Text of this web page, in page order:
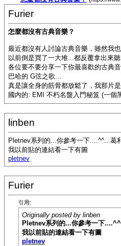
Furier
怎麼都沒有古典音樂？
最近都沒有人討論古典音樂，雖然我
以前倒是買了一大堆...都反覆拿出來
各位要不要分享一下你最喜歡的古典
巴哈的 G弦之歌...
真是讓全身的筋骨都放鬆了，我那片
國內的: EMI 不朽名盤入門秘笈 (一個
linben
Pletnev系列的...你參考一下....^^...葛
我以前貼的連結看一下有圖
pletnev
Furier
引用:
Originally posted by linben
Pletnev系列的...你參考一下
我以前貼的連結看一下有圖
pletnev